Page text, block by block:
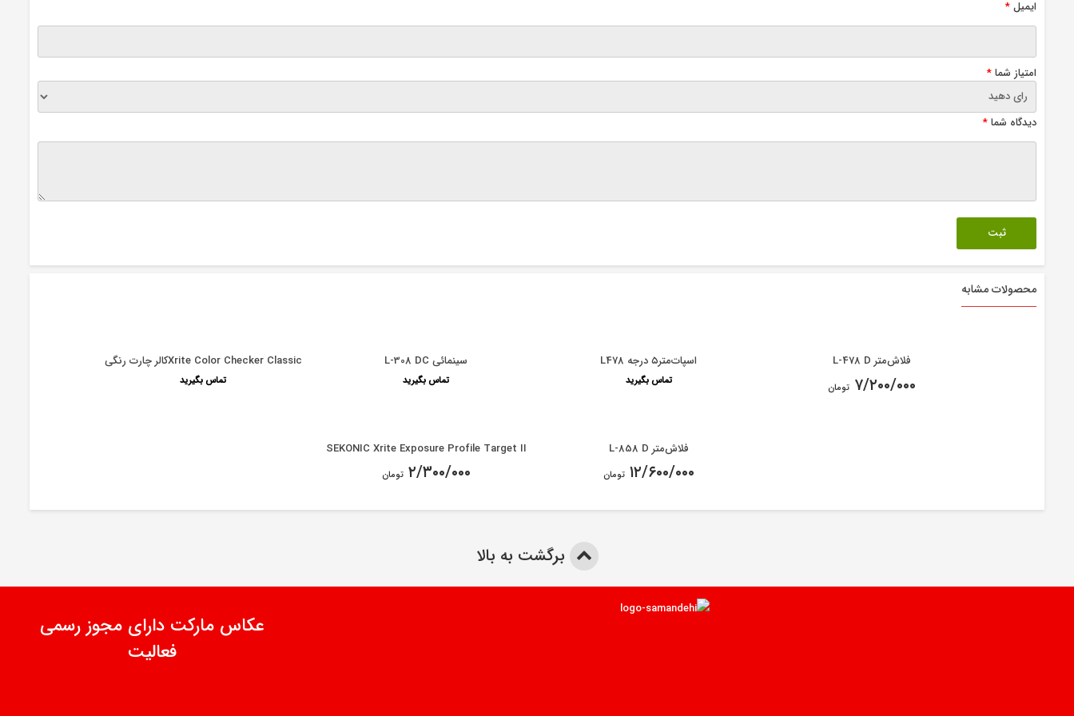
ایمیل*
امتیاز شما*
دیدگاه شما*
محصولات مشابه
فلاش‌متر L-478 D
۷/۲۰۰/۰۰۰ تومان
اسپات‌متر۵ درجه L478
تماس بگیرید
سینمائی L-308 DC
تماس بگیرید
Xrite Color Checker Classicکالر چارت رنگی
تماس بگیرید
فلاش‌متر L-858 D
۱۲/۶۰۰/۰۰۰ تومان
SEKONIC Xrite Exposure Profile Target II
۲/۳۰۰/۰۰۰ تومان
برگشت به بالا
عکاس مارکت دارای مجوز رسمی
فعالیت